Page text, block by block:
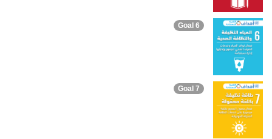
Goal 6
Goal 7